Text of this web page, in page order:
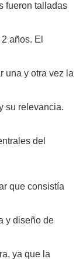
fueron talladas
años. El
una y otra vez la
su relevancia.
del
que consistía
y diseño de
ya que la